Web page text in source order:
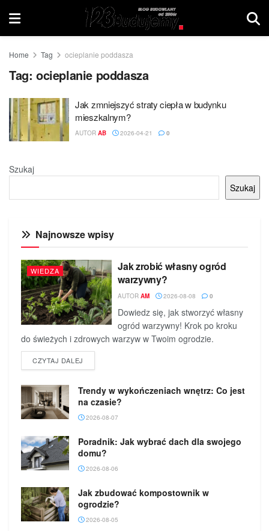
Home Tag ocieplanie poddasza
Tag: ocieplanie poddasza
Jak zmniejszyć straty ciepła w budynku
mieszkalnym?
AUTOR AB 2026-04-21 0
Szukaj
Szukaj
Najnowsze wpisy
WIEDZA
Jak zrobić własny ogród
warzywny?
AUTOR AM 2026-08-08 0
Dowiedz się, jak stworzyć własny
ogród warzywny! Krok po kroku
do świeżych i zdrowych warzyw w Twoim ogrodzie.
CZYTAJ DALEJ
Trendy w wykończeniach wnętrz: Co jest
na czasie?
2026-08-07
Poradnik: Jak wybrać dach dla swojego
domu?
2026-08-06
Jak zbudować kompostownik w
ogrodzie?
2026-08-05